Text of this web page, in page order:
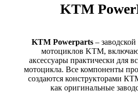
KTM
KTM Powerparts– заводской
мотоциклов KTM,
аксессуары практически для
мотоцикла. Все компоненты
создаются конструкторами
как оригинальные